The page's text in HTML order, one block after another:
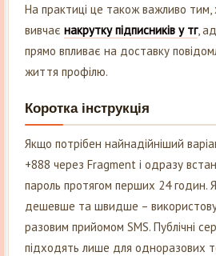
На практиці це також важливо тим,
вивчає накрутку підписників у тг,
прямо впливає на доставку
життя профілю.
Коротка інструкція
Якщо потрібен найнадійніший
+888 через Fragment і одразу
пароль протягом перших 24 годин.
дешевше та швидше –
разовим прийомом SMS. Публічні
підходять лише для одноразових